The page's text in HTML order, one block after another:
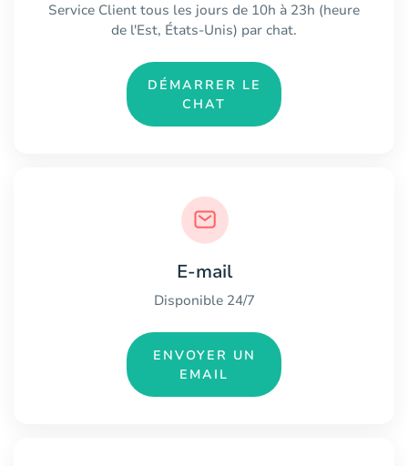
Service Client tous les jours de 10h à 23h (heure
de l'Est, États-Unis) par chat.
DÉMARRER LE
CHAT
E-mail
Disponible 24/7
ENVOYER UN
EMAIL